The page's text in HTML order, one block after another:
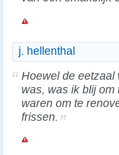
j. hellenthal
Hoewel de eetzaal
was, was ik blij
waren om te
frissen.